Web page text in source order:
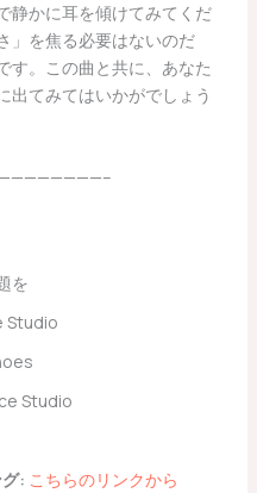
静かに耳を傾けてみてくだ
」を焦る必要はないのだ
す。この曲と共に、あなた
出てみてはいかがでしょう
を
Studio
Studio
: こちらのリンクから